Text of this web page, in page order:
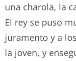
una charola, la
El rey se puso
juramento y a
la joven, y